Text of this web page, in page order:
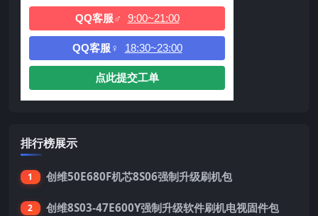
QQ客服♂ 9:00~21:00
QQ客服♀ 18:30~23:00
点此提交工单
排行榜展示
1 创维50E680F机芯8S06强制升级刷机包
2 创维8S03-47E600Y强制升级软件刷机电视固件包